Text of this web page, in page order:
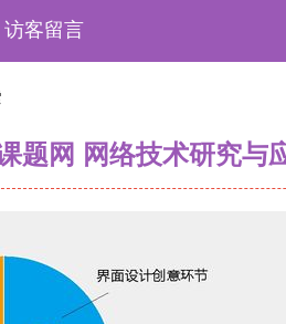
访客留言
题网 网络技术研究与